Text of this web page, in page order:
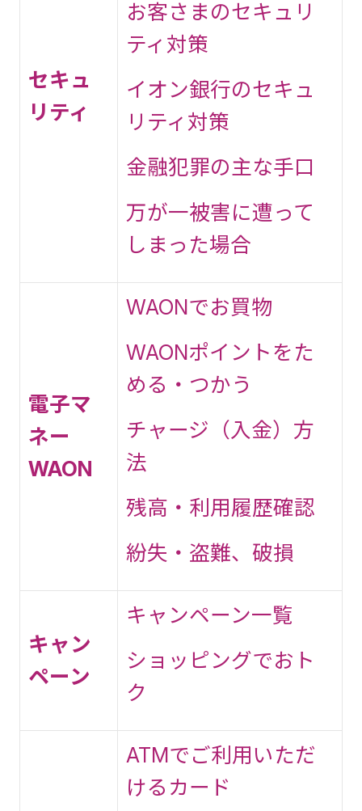
セキュ
リティ
お客さまのセキュリ
ティ対策
イオン銀行のセキュ
リティ対策
金融犯罪の主な手口
万が一被害に遭って
しまった場合
電子マ
ネー
WAON
WAONでお買物
WAONポイントをた
める・つかう
チャージ（入金）方
法
残高・利用履歴確認
紛失・盗難、破損
キャン
ペーン
キャンペーン一覧
ショッピングでおト
ク
ATMでご利用いただ
けるカード